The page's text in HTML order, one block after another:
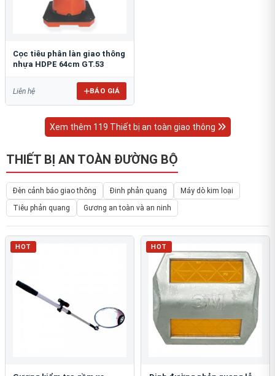
Cọc tiêu phân làn giao thông
nhựa HDPE 64cm GT.53
Liên hệ BÁO GIÁ
Xem thêm 119 Thiết bị an toàn giao thông
THIẾT BỊ AN TOÀN ĐƯỜNG BỘ
Đèn cảnh báo giao thông Đinh phản quang
Máy dò kim loại
Tiêu phản quang
Gương an toàn và an ninh
HOT HOT